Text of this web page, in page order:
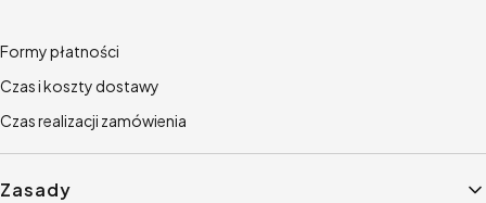
Formy płatności
Czas i koszty dostawy
Czas realizacji zamówienia
Zasady